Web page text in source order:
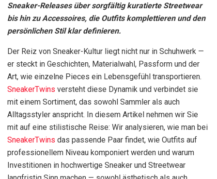
Sneaker-Releases über sorgfältig kuratierte Streetwear
bis hin zu Accessoires, die Outfits komplettieren und den
persönlichen Stil klar definieren.
Der Reiz von Sneaker-Kultur liegt nicht nur in Schuhwerk —
er steckt in Geschichten, Materialwahl, Passform und der
Art, wie einzelne Pieces ein Lebensgefühl transportieren.
SneakerTwins versteht diese Dynamik und verbindet sie
mit einem Sortiment, das sowohl Sammler als auch
Alltagsstyler anspricht. In diesem Artikel nehmen wir Sie
mit auf eine stilistische Reise: Wir analysieren, wie man bei
SneakerTwins das passende Paar findet, wie Outfits auf
professionellem Niveau komponiert werden und warum
Investitionen in hochwertige Sneaker und Streetwear